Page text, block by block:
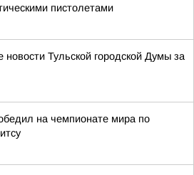
пистолетами
новости Тульской городской Думы за
на чемпионате мира по